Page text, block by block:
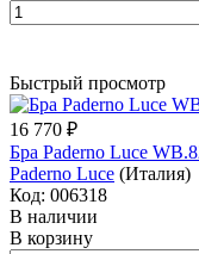
Быстрый просмотр
16 770 ₽
Бра Paderno Luce
Paderno Luce (Италия)
Код: 006318
В наличии
В корзину